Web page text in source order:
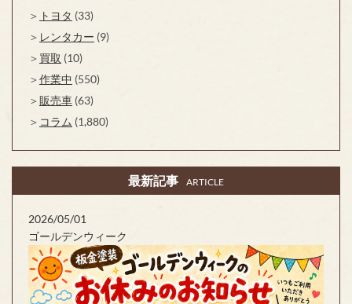
トヨタ (33)
レンタカー (9)
買取 (10)
作業中 (550)
販売車 (63)
コラム (1,880)
最新記事 ARTICLE
2026/05/01
ゴールデンウィーク